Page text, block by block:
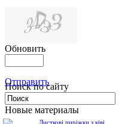
Обновить
Отправить
Поиск по сайту
Новые материалы
Листкові пиріжки з ківі,